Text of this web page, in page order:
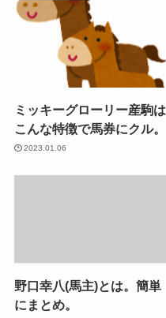
ミッキーグローリー産駒は
こんな特徴で馬券にクル。
2023.01.06
野口幸八(馬主)とは。簡単
にまとめ。